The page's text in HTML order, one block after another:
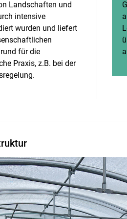
Landschaften und
intensive
wurden und liefert
für die
Praxis, z.B. bei der